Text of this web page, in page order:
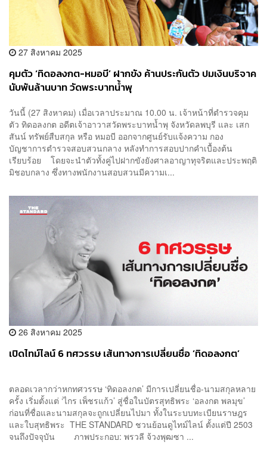
27 สิงหาคม 2025
คุมตัว ‘ทิดอลงกต-หมอบี’ ฝากขัง ค้านประกันตัว ปมเงินบริจาค
นับพันล้านบาท วัดพระบาทน้ำพุ
วันนี้ (27 สิงหาคม) เมื่อเวลาประมาณ 10.00 น. เจ้าหน้าที่ตำรวจคุม
ตัว ทิดอลงกต อดีตเจ้าอาวาสวัดพระบาทน้ำพุ จังหวัดลพบุรี และ เสก
สันน์ ทรัพย์สืบสกุล หรือ หมอบี ออกจากศูนย์รับแจ้งความ กอง
บัญชาการตำรวจสอบสวนกลาง หลังทำการสอบปากคำเบื้องต้น
เรียบร้อย โดยจะนำตัวทั้งคู่ไปฝากขังยังศาลอาญาทุจริตและประพฤติ
มิชอบกลาง ซึ่งทางพนักงานสอบสวนมีความเ...
26 สิงหาคม 2025
เปิดไทม์ไลน์ 6 ทศวรรษ เส้นทางการเปลี่ยนชื่อ ‘ทิดอลงกต’
ตลอดเวลากว่าหกทศวรรษ ‘ทิดอลงกต’ มีการเปลี่ยนชื่อ-นามสกุลหลาย
ครั้ง เริ่มตั้งแต่ ‘ไกร เพ็ชรแก้ว’ สู่ชื่อในบัตรสุทธิพระ ‘อลงกต พลมุข’
ก่อนที่ชื่อและนามสกุลจะถูกเปลี่ยนไปมา ทั้งในระบบทะเบียนราษฎร
และใบสุทธิพระ THE STANDARD ชวนย้อนดูไทม์ไลน์ ตั้งแต่ปี 2503
จนถึงปัจจุบัน ภาพประกอบ: พรวลี จ้วงพุฒซา ...